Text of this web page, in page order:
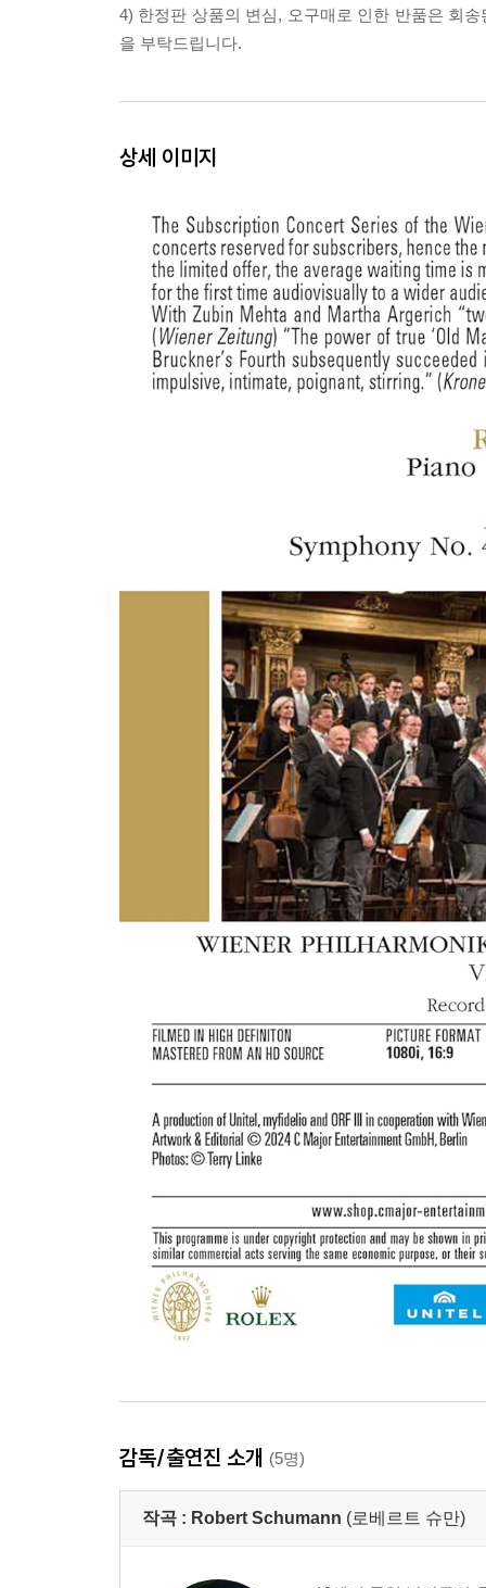
4) 한정판 상품의 변심, 오구매로 인한 반품은 회
을 부탁드립니다.
상세 이미지
감독/출연진 소개 (5명)
작곡 : Robert Schumann (로베르트 슈만)